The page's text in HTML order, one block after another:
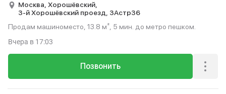
Москва, Хорошёвский,
3-й Хорошёвский проезд, 3Астр36
Продам машиноместо, 13.8 м², 5 мин. до метро пешком.
Позвонить
Вчера в 17:03